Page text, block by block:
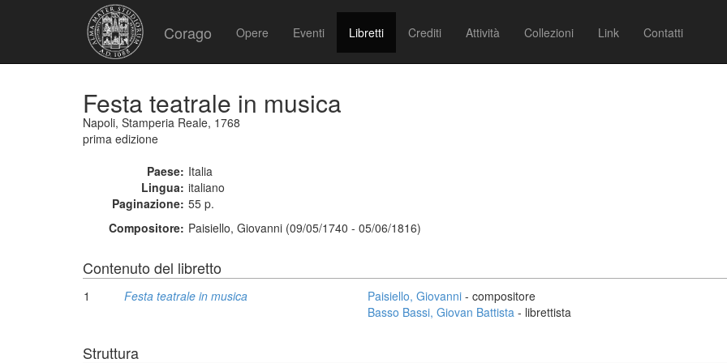
Corago Opere Eventi Libretti Crediti Attività Collezioni Link Contatti
Festa teatrale in musica
Napoli, Stamperia Reale, 1768
prima edizione
Paese: Italia
Lingua: italiano
Paginazione: 55 p.
Compositore: Paisiello, Giovanni (09/05/1740 - 05/06/1816)
Contenuto del libretto
1 Festa teatrale in musica Paisiello, Giovanni - compositore
Basso Bassi, Giovan Battista - librettista
Struttura